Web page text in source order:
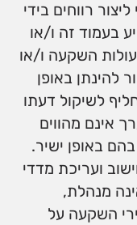
רווחים בידי
בעמוד זה ו/או
השקעה ו/או
להינתן באופן
לשיקול דעתו
אינם מהווים
באופן ישיר.
ועריכת מדדי
מנהלת,
השקעה על